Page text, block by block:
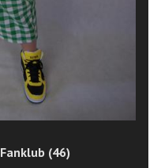
Fanklub (46)